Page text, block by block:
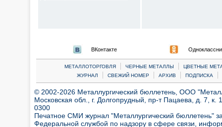
ВКонтакте
МЕТАЛЛОТОРГОВЛЯ | ЧЕРНЫЕ МЕТАЛЛЫ |
ЦВЕТНЫЕ
ЖУРНАЛ
| СВЕЖИЙ НОМЕР | АРХИВ | ПОДПИСКА |
© 2002-2026 Металлургический бюллетень, ООО
Московская обл., г. Долгопрудный, пр-т Пацаева, д. 7,
0300
Печатное СМИ журнал "Металлургический бюллетень"
Федеральной службой по надзору в сфере связи,